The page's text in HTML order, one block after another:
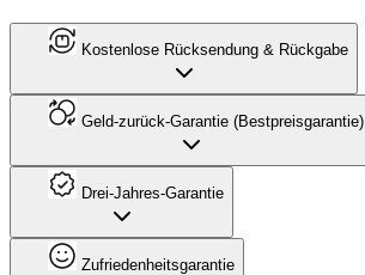
Kostenlose Rücksendung & Rückgabe
Geld-zurück-Garantie (Bestpreisgarantie)
Drei-Jahres-Garantie
Zufriedenheitsgarantie